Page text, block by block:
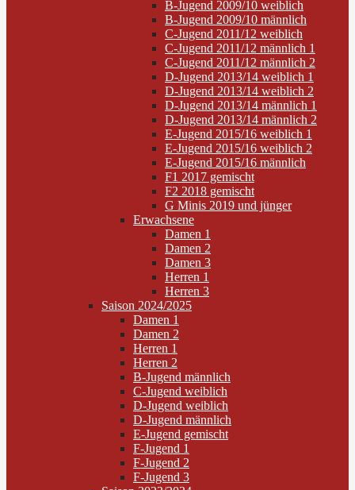
B-Jugend 2009/10 weiblich
B-Jugend 2009/10 männlich
C-Jugend 2011/12 weiblich
C-Jugend 2011/12 männlich 1
C-Jugend 2011/12 männlich 2
D-Jugend 2013/14 weiblich 1
D-Jugend 2013/14 weiblich 2
D-Jugend 2013/14 männlich 1
D-Jugend 2013/14 männlich 2
E-Jugend 2015/16 weiblich 1
E-Jugend 2015/16 weiblich 2
E-Jugend 2015/16 männlich
F1 2017 gemischt
F2 2018 gemischt
G Minis 2019 und jünger
Erwachsene
Damen 1
Damen 2
Damen 3
Herren 1
Herren 3
Saison 2024/2025
Damen 1
Damen 2
Herren 1
Herren 2
B-Jugend männlich
C-Jugend weiblich
D-Jugend weiblich
D-Jugend männlich
E-Jugend gemischt
F-Jugend 1
F-Jugend 2
F-Jugend 3